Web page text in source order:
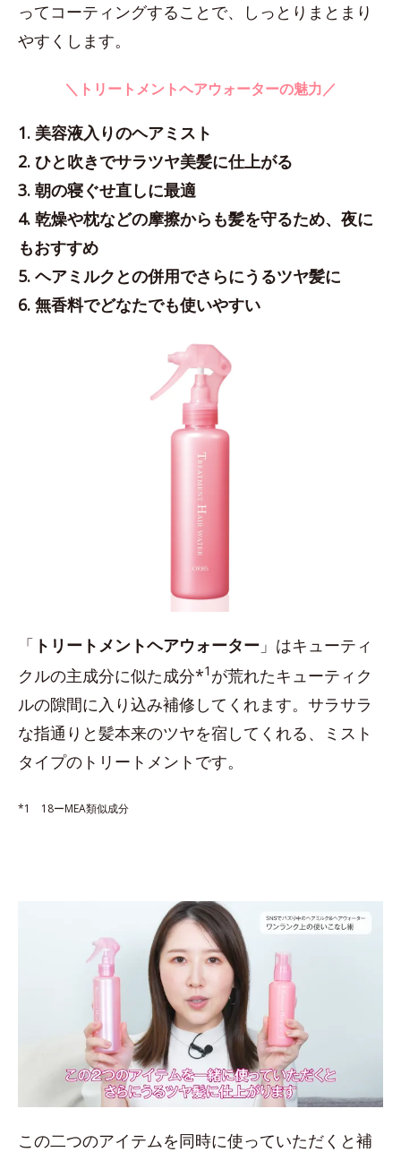
ってコーティングすることで、しっとりまとまり
やすくします。
＼トリートメントヘアウォーターの魅力／
1. 美容液入りのヘアミスト
2. ひと吹きでサラツヤ美髪に仕上がる
3. 朝の寝ぐせ直しに最適
4. 乾燥や枕などの摩擦からも髪を守るため、夜に
もおすすめ
5. ヘアミルクとの併用でさらにうるツヤ髪に
6. 無香料でどなたでも使いやすい
「 トリートメントヘアウォーター 」はキューティ
クルの主成分に似た成分*1 が荒れたキューティク
ルの隙間に入り込み補修してくれます。サラサラ
な指通りと髪本来のツヤを宿してくれる、ミスト
タイプのトリートメントです。
*1 18ーMEA類似成分
この二つのアイテムを同時に使っていただくと補